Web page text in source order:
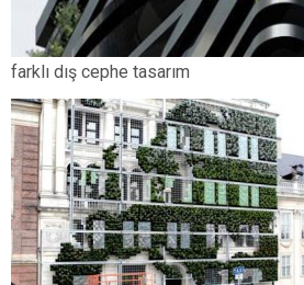
farklı dış cephe tasarım